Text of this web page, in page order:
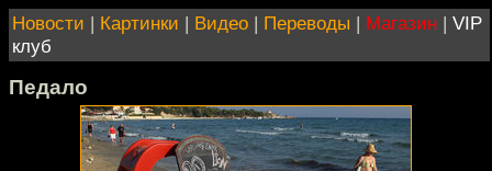
Новости | Картинки | Видео | Переводы | Магазин | VIP
клуб
Педало